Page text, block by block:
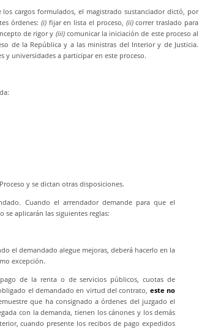
cargos formulados, el magistrado sustanciador dictó, por
órdenes: (i)fijar en lista el proceso, (ii)correr traslado para
de rigor y (iii)comunicar la iniciación de este proceso al
de la República y a las ministras del Interior y de Justicia.
universidades a participar en este proceso.
y se dictan otras disposiciones.
Cuando el arrendador demande para que el
aplicarán las siguientes reglas:
el demandado alegue mejoras, deberá hacerlo en la
excepción.
de la renta o de servicios públicos, cuotas de
el demandado en virtud del contrato, este no
que ha consignado a órdenes del juzgado el
con la demanda, tienen los cánones y los demás
cuando presente los recibos de pago expedidos